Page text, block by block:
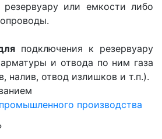
или емкости либо
подключения к резервуару
и отвода по ним газа
налив, отвод излишков и т.п.).
производства